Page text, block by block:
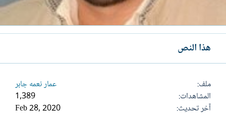
هذا النص
ملف
عمار نعمه جابر
المشاهدات
1,389
آخر تحديث
Feb 28, 2020